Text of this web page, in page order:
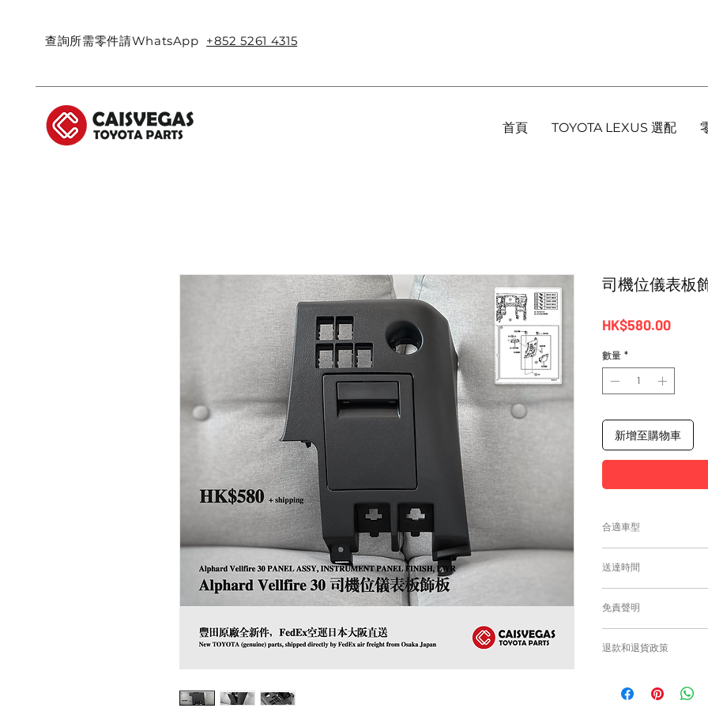
查詢所需零件請WhatsApp +852 5261 4315
首頁 TOYOTA LEXUS 選配
司機位儀表板
HK$580.00價
數量 *
新增至購物車
合適車型
為匹配合適的零
送達時間
零件均從車廠或供應
需時感謝您的耐心等
免責聲明
或退貨/換貨。付款前
錯誤訂購的零件，
根據零件的庫存
退款和退貨政策